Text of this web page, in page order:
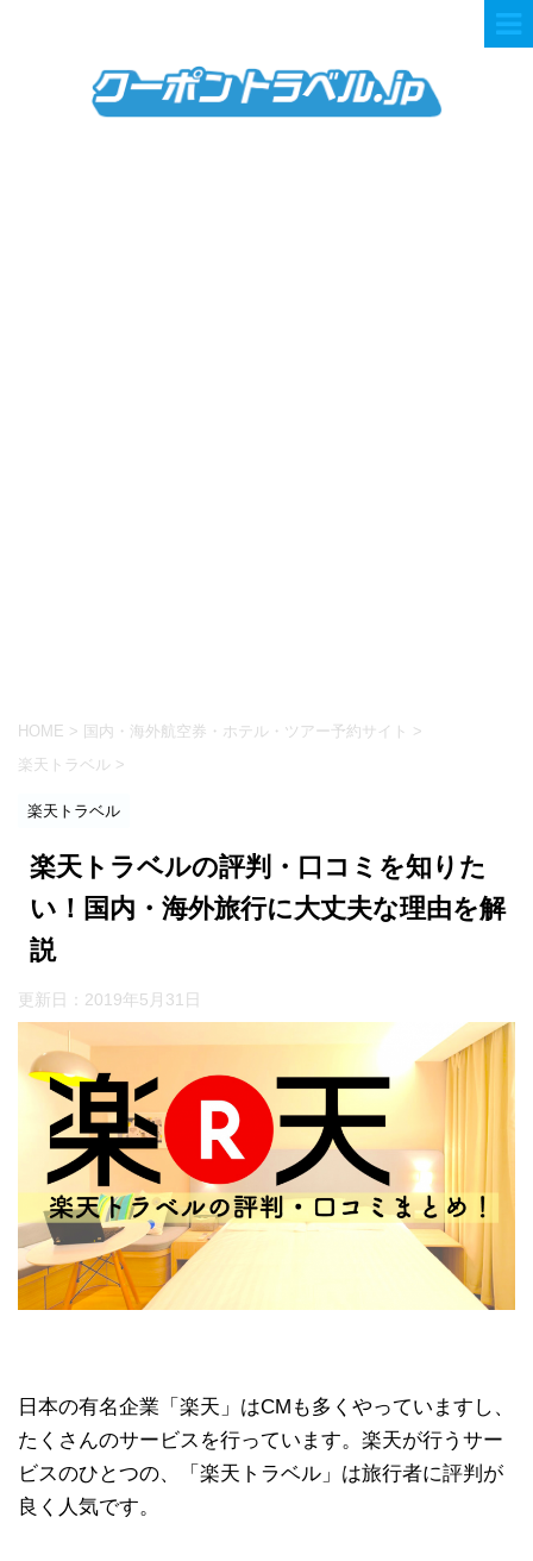
HOME > 国内・海外航空券・ホテル・ツアー予約サイト
>
楽天トラベル >
楽天トラベル
楽天トラベルの評判・口コミを知りた
い！国内・海外旅行に大丈夫な理由を解
説
更新日： 2019年5月31日
日本の有名企業「楽天」はCMも多くやっていますし、
たくさんのサービスを行っています。楽天が行うサー
ビスのひとつの、「楽天トラベル」は旅行者に評判が
良く人気です。